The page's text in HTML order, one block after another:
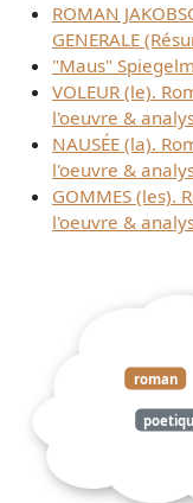
ROMAN
GENERALE
"Maus"
VOLEUR (le).
l'oeuvre &
NAUSÉE (la).
l'oeuvre &
GOMMES (les).
l'oeuvre &
roman